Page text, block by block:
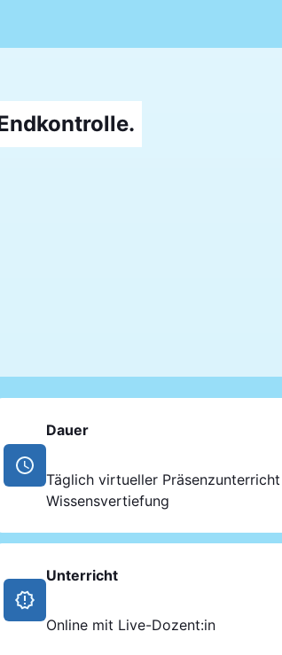
Dauer
Täglich virtueller
Wissensvertiefung
Unterricht
Online mit Live-Dozent:in